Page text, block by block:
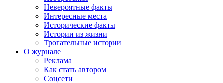
Невероятные факты
Интересные места
Исторические факты
Истории из жизни
Трогательные истории
О журнале
Реклама
Как стать автором
Соцсети